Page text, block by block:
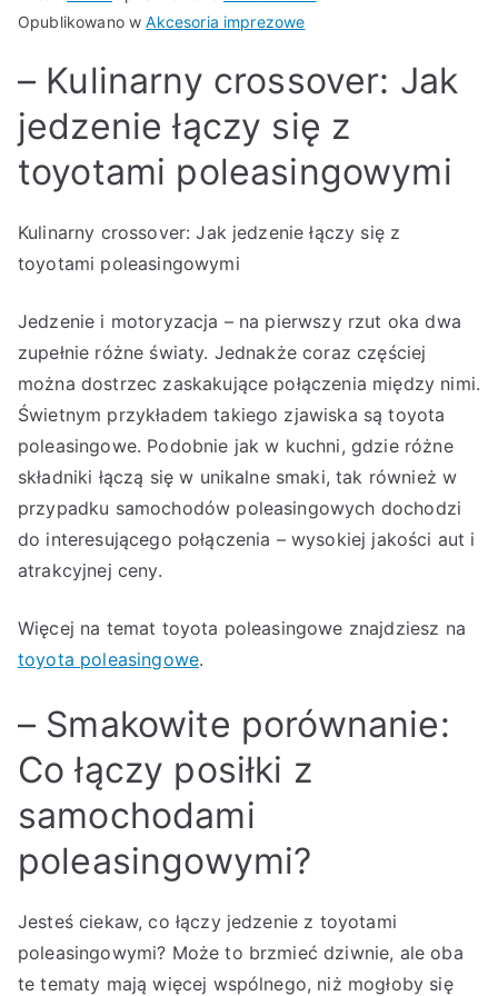
Opublikowano wAkcesoria imprezowe
– Kulinarny crossover: Jak
jedzenie łączy się z
toyotami poleasingowymi
Kulinarny crossover: Jak jedzenie łączy się z
toyotami poleasingowymi
Jedzenie i motoryzacja – na pierwszy rzut oka dwa
zupełnie różne światy. Jednakże coraz częściej
można dostrzec zaskakujące połączenia między nimi.
Świetnym przykładem takiego zjawiska są toyota
poleasingowe. Podobnie jak w kuchni, gdzie różne
składniki łączą się w unikalne smaki, tak również w
przypadku samochodów poleasingowych dochodzi
do interesującego połączenia – wysokiej jakości aut i
atrakcyjnej ceny.
Więcej na temat toyota poleasingowe znajdziesz na
toyota poleasingowe.
– Smakowite porównanie:
Co łączy posiłki z
samochodami
poleasingowymi?
Jesteś ciekaw, co łączy jedzenie z toyotami
poleasingowymi? Może to brzmieć dziwnie, ale oba
te tematy mają więcej wspólnego, niż mogłoby się